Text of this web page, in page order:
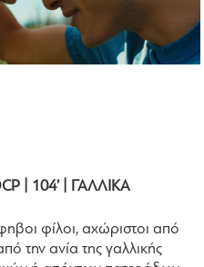
| 104’ | ΓΑΛΛΙΚΑ
φίλοι, αχώριστοι από
την ανία της γαλλικής